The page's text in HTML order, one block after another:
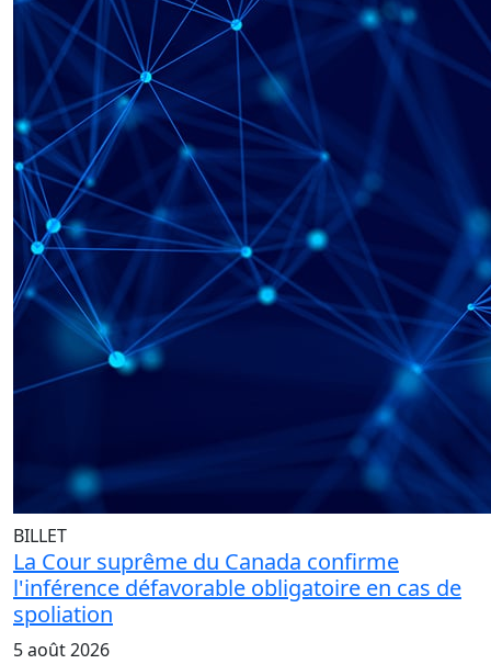
BILLET
La Cour suprême du Canada confirme
l'inférence défavorable obligatoire en cas de
spoliation
5 août 2026